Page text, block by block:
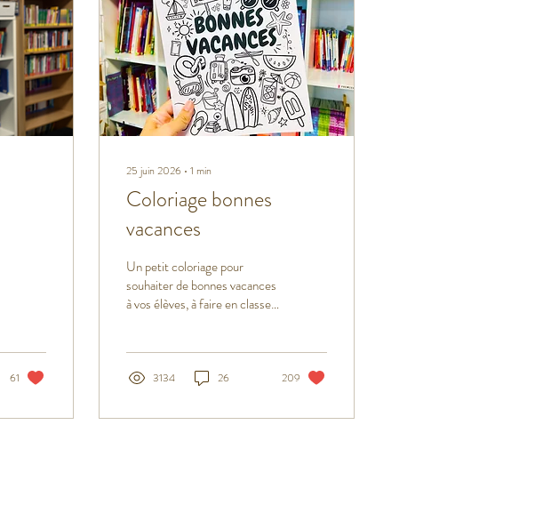
61
25 juin 2026 ∙ 1 min
Coloriage bonnes
vacances
Un petit coloriage pour
souhaiter de bonnes vacances
à vos élèves, à faire en classe
3134 26 209